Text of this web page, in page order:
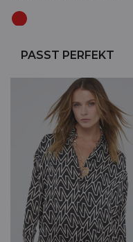
PASST PERFEKT